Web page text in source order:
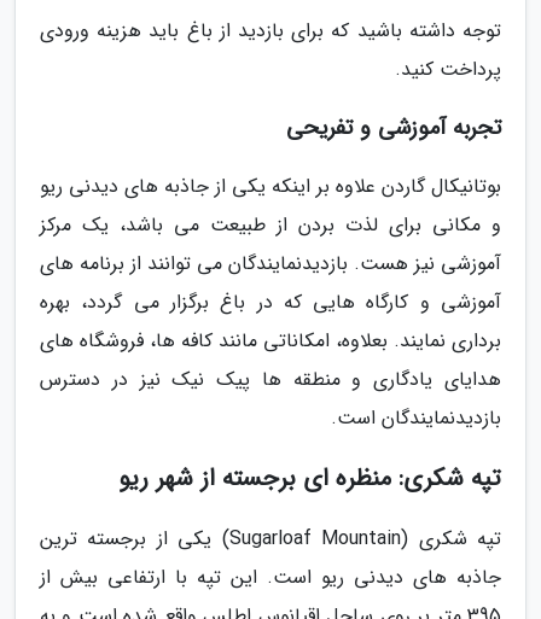
توجه داشته باشید که برای بازدید از باغ باید هزینه ورودی
پرداخت کنید.
تجربه آموزشی و تفریحی
بوتانیکال گاردن علاوه بر اینکه یکی از جاذبه های دیدنی ریو
و مکانی برای لذت بردن از طبیعت می باشد، یک مرکز
آموزشی نیز هست. بازدیدنمایندگان می توانند از برنامه های
آموزشی و کارگاه هایی که در باغ برگزار می گردد، بهره
برداری نمایند. بعلاوه، امکاناتی مانند کافه ها، فروشگاه های
هدایای یادگاری و منطقه ها پیک نیک نیز در دسترس
بازدیدنمایندگان است.
تپه شکری: منظره ای برجسته از شهر ریو
تپه شکری (Sugarloaf Mountain) یکی از برجسته ترین
جاذبه های دیدنی ریو است. این تپه با ارتفاعی بیش از